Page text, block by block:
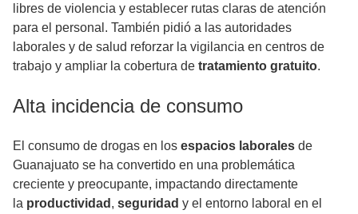
libres de violencia y establecer rutas claras de atención
para el personal. También pidió a las autoridades
laborales y de salud reforzar la vigilancia en centros de
trabajo y ampliar la cobertura de tratamiento gratuito.
Alta incidencia de consumo
El consumo de drogas en los espacios laborales de
Guanajuato se ha convertido en una problemática
creciente y preocupante, impactando directamente
la productividad , seguridad y el entorno laboral en el